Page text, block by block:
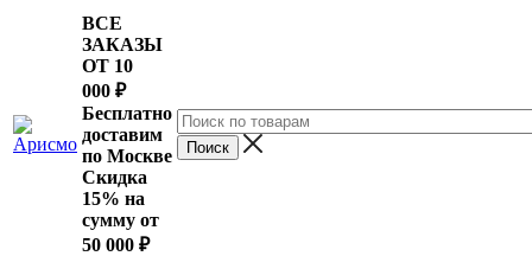
ВСЕ
ЗАКАЗЫ
ОТ 10
000 ₽
Бесплатно
доставим
по Москве
Скидка
15% на
сумму от
50 000 ₽